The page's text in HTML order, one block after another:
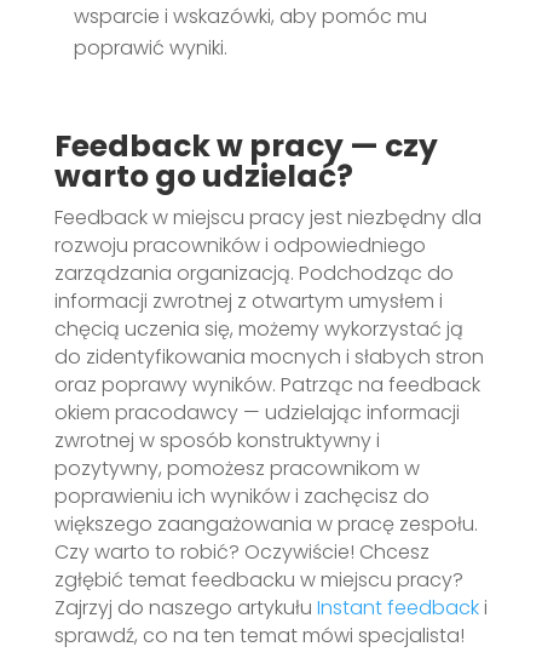
wsparcie i wskazówki, aby pomóc mu
poprawić wyniki.
Feedback w pracy — czy
warto go udzielać?
Feedback w miejscu pracy jest niezbędny dla
rozwoju pracowników i odpowiedniego
zarządzania organizacją. Podchodząc do
informacji zwrotnej z otwartym umysłem i
chęcią uczenia się, możemy wykorzystać ją
do zidentyfikowania mocnych i słabych stron
oraz poprawy wyników. Patrząc na feedback
okiem pracodawcy — udzielając informacji
zwrotnej w sposób konstruktywny i
pozytywny, pomożesz pracownikom w
poprawieniu ich wyników i zachęcisz do
większego zaangażowania w pracę zespołu.
Czy warto to robić? Oczywiście! Chcesz
zgłębić temat feedbacku w miejscu pracy?
Zajrzyj do naszego artykułu Instant feedbacki
sprawdź, co na ten temat mówi specjalista!